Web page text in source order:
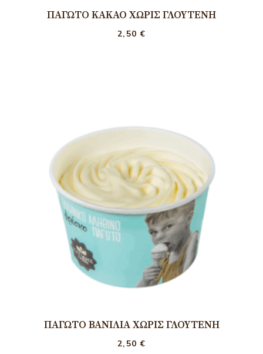
ΠΑΓΩΤΌ ΚΑΚΆΟ ΧΩΡΊΣ ΓΛΟΥΤΈΝΗ
2,50€
ΠΑΓΩΤΌ ΒΑΝΊΛΙΑ ΧΩΡΊΣ ΓΛΟΥΤΈΝΗ
2,50€